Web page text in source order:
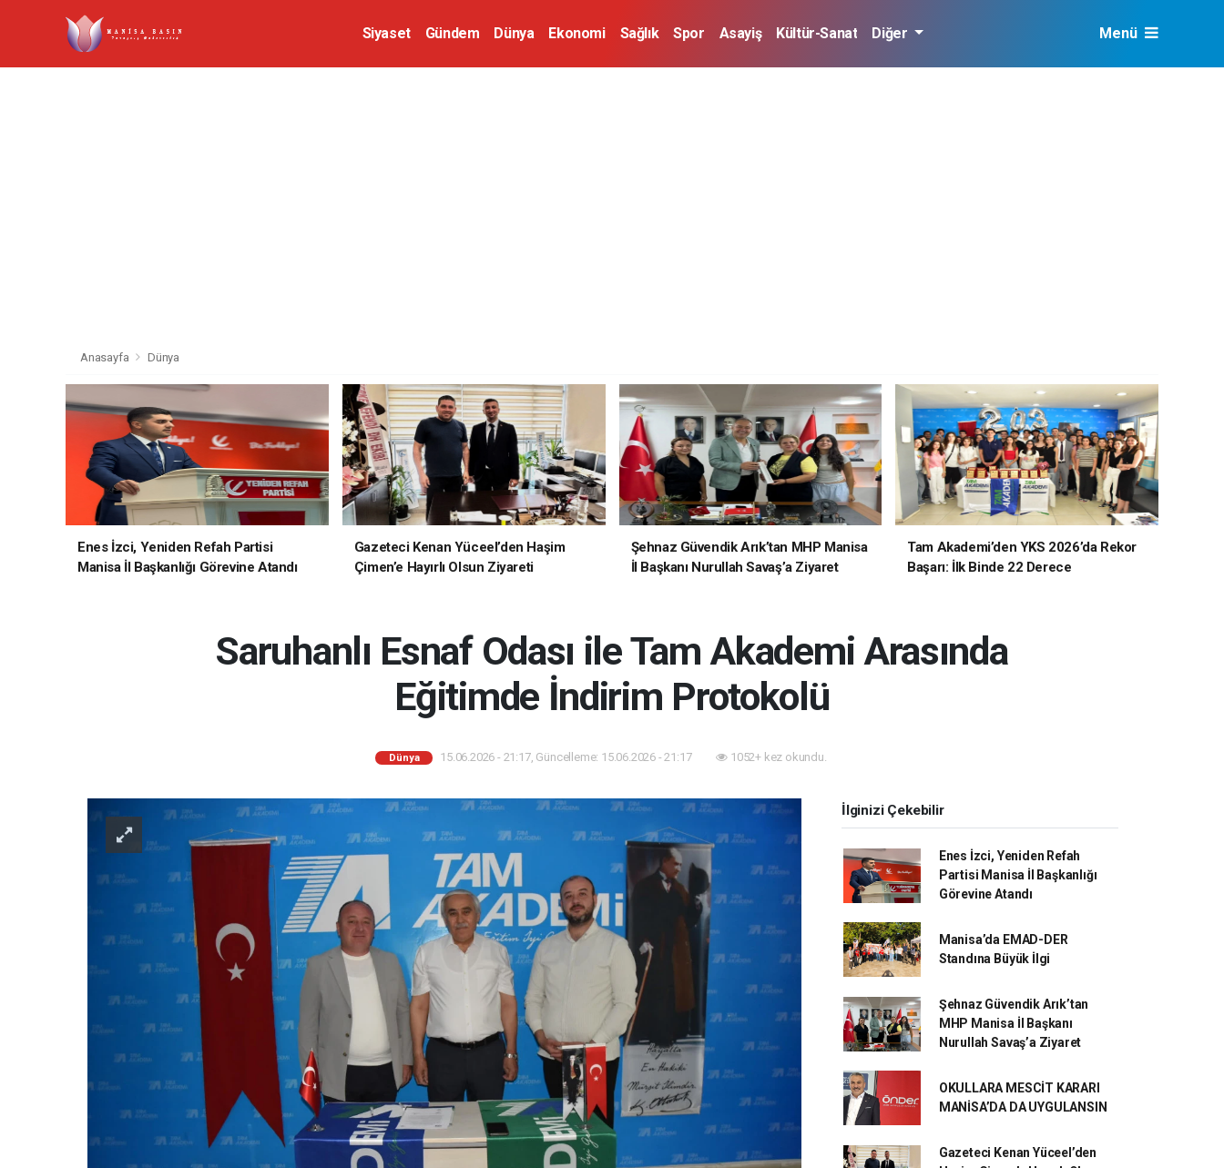
Siyaset Gündem Dünya Ekonomi Sağlık Spor Asayiş Kültür-Sanat Diğer Menü
Anasayfa Dünya
Enes İzci, Yeniden Refah Partisi
Manisa İl Başkanlığı Görevine Atandı
Gazeteci Kenan Yüceel’den Haşim
Çimen’e Hayırlı Olsun Ziyareti
Şehnaz Güvendik Arık’tan MHP Manisa
İl Başkanı Nurullah Savaş’a Ziyaret
Tam Akademi’den YKS 2026’da Rekor
Başarı: İlk Binde 22 Derece
Saruhanlı Esnaf Odası ile Tam Akademi Arasında
Eğitimde İndirim Protokolü
Dünya 15.06.2026 - 21:17, Güncelleme: 15.06.2026 - 21:17 1052+ kez okundu.
İlginizi Çekebilir
Enes İzci, Yeniden Refah
Partisi Manisa İl Başkanlığı
Görevine Atandı
Manisa’da EMAD-DER
Standına Büyük İlgi
Şehnaz Güvendik Arık’tan
MHP Manisa İl Başkanı
Nurullah Savaş’a Ziyaret
OKULLARA MESCİT KARARI
MANİSA’DA DA UYGULANSIN
Gazeteci Kenan Yüceel’den